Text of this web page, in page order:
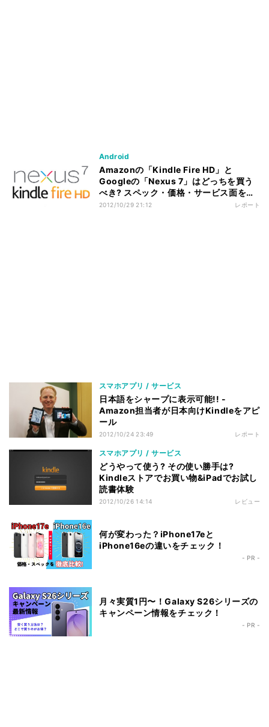
Android
Amazonの「Kindle Fire HD」と
Googleの「Nexus 7」はどっちを買う
べき? スペック・価格・サービス面を比
較して考えた
2012/10/29 21:12 レポート
スマホアプリ / サービス
日本語をシャープに表示可能!! -
Amazon担当者が日本向けKindleをアピ
ール
2012/10/24 23:49 レポート
スマホアプリ / サービス
どうやって使う? その使い勝手は?
Kindleストアでお買い物&iPadでお試し
読書体験
2012/10/26 14:14 レビュー
何が変わった？iPhone17eと
iPhone16eの違いをチェック！
- PR -
月々実質1円〜！Galaxy S26シリーズの
キャンペーン情報をチェック！
- PR -